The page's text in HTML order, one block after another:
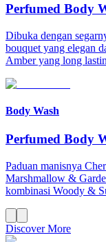
Perfumed Body
Dibuka dengan
bouquet yang elegan
Amber yang long
Body Wash
Perfumed Body
Paduan manisnya
Marshmallow &
kombinasi Woody &
Discover More